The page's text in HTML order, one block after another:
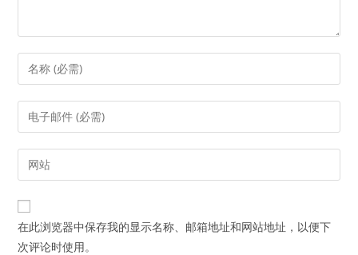
Enter
your
name
comment
Enter
your
email
address
comment
Enter
your
website
URL
(optional)
在此浏览器中保存我的显示名称、邮箱地址和网站地址，以便下
次评论时使用。